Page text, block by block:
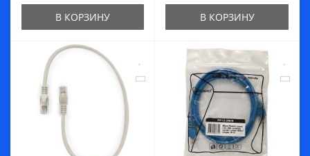
В КОРЗИНУ В КОРЗИНУ